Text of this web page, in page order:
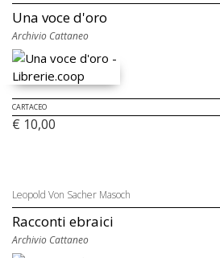
Una voce d'oro
Archivio Cattaneo
CARTACEO
€ 10,00
Leopold Von Sacher Masoch
Racconti ebraici
Archivio Cattaneo